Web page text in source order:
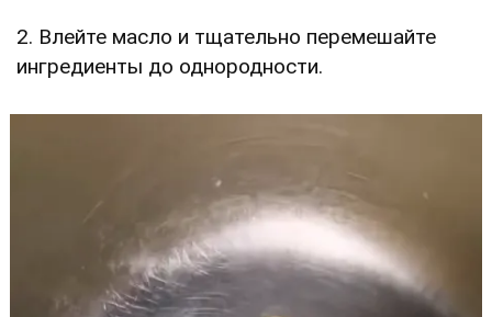
2. Влейте масло и тщательно перемешайте
ингредиенты до однородности.